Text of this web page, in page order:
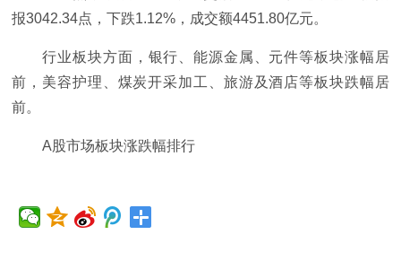
报3042.34点，下跌1.12%，成交额4451.80亿元。
行业板块方面，银行、能源金属、元件等板块涨幅居
前，美容护理、煤炭开采加工、旅游及酒店等板块跌幅居
前。
A股市场板块涨跌幅排行